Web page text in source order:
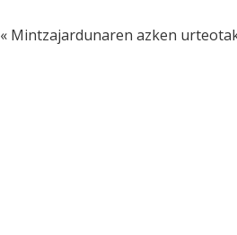
« Mintzajardunaren azken